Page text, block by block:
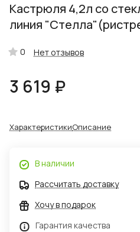
Кастрюля 4,2л со
линия
0 Нет отзывов
3 619 ₽
ХарактеристикиОписание
В наличии
Рассчитать доставку
Хочу в подарок
Гарантия качества